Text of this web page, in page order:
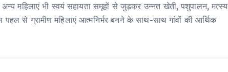
महिलाएं भी स्वयं सहायता समूहों से जुड़कर उन्नत खेती, पशुपालन, मत्स्य
से ग्रामीण महिलाएं आत्मनिर्भर बनने के साथ-साथ गांवों की आर्थिक